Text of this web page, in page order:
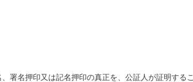
署名押印又は記名押印の真正を、公証人が証明するこ